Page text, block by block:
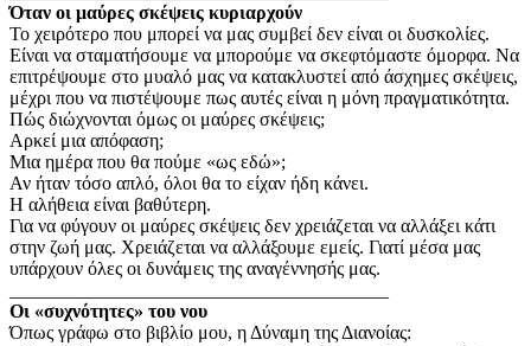
Όταν οι μαύρες σκέψεις κυριαρχούν
Το χειρότερο που μπορεί να μας συμβεί δεν είναι οι δυσκολίες.
Είναι να σταματήσουμε να μπορούμε να σκεφτόμαστε όμορφα. Να
επιτρέψουμε στο μυαλό μας να κατακλυστεί από άσχημες σκέψεις,
μέχρι που να πιστέψουμε πως αυτές είναι η μόνη πραγματικότητα.
Πώς διώχνονται όμως οι μαύρες σκέψεις;
Αρκεί μια απόφαση;
Μια ημέρα που θα πούμε «ως εδώ»;
Αν ήταν τόσο απλό, όλοι θα το είχαν ήδη κάνει.
Η αλήθεια είναι βαθύτερη.
Για να φύγουν οι μαύρες σκέψεις δεν χρειάζεται να αλλάξει κάτι
στην ζωή μας. Χρειάζεται να αλλάξουμε εμείς. Γιατί μέσα μας
υπάρχουν όλες οι δυνάμεις της αναγέννησής μας.
Οι «συχνότητες» του νου
Όπως γράφω στο βιβλίο μου, η Δύναμη της Διανοίας: